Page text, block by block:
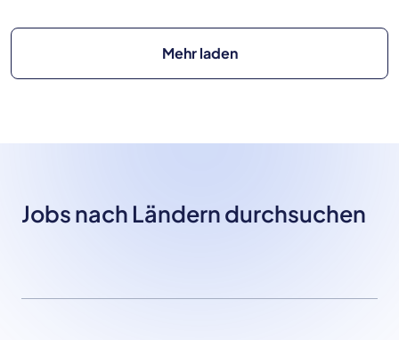
Mehr laden
Jobs nach Ländern durchsuchen